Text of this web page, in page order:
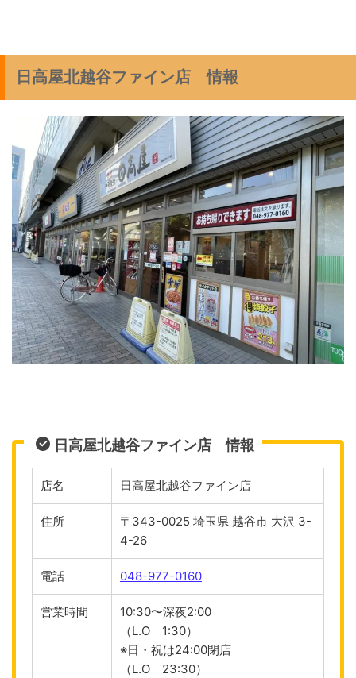
日高屋北越谷ファイン店 情報
日高屋北越谷ファイン店 情報
店名 日高屋北越谷ファイン店
住所
〒343-0025 埼玉県 越谷市 大沢 3-
4-26
電話 048-977-0160
営業時間
10:30〜深夜2:00
（L.O 1:30）
※日・祝は24:00閉店
（L.O 23:30）